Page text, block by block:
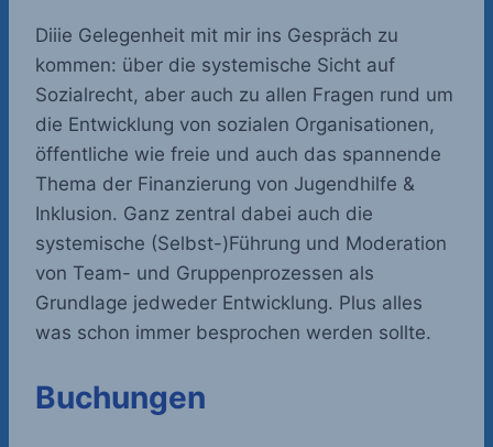
Diiie Gelegenheit mit mir ins Gespräch zu
kommen: über die systemische Sicht auf
Sozialrecht, aber auch zu allen Fragen rund um
die Entwicklung von sozialen Organisationen,
öffentliche wie freie und auch das spannende
Thema der Finanzierung von Jugendhilfe &
Inklusion. Ganz zentral dabei auch die
systemische (Selbst-)Führung und Moderation
von Team- und Gruppenprozessen als
Grundlage jedweder Entwicklung. Plus alles
was schon immer besprochen werden sollte.
Buchungen